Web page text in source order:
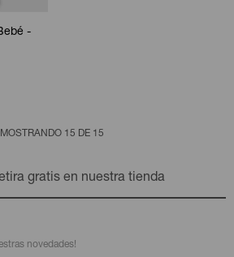
-
MOSTRANDO 15 DE 15
gratis en nuestra tienda
novedades!